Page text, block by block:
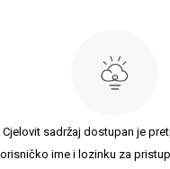
Cjelovit sadržaj dostupan je
ime i lozinku za